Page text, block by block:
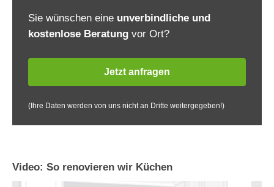
Sie wünschen eine unverbindliche und
kostenlose Beratung vor Ort?
Jetzt anfragen
(Ihre Daten werden von uns nicht an Dritte weitergegeben!)
Video: So renovieren wir Küchen